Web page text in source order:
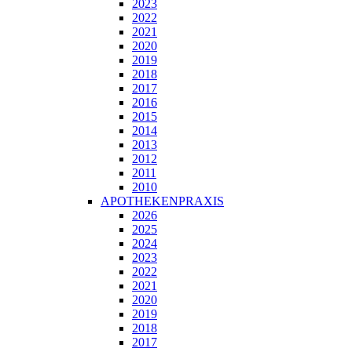
2023
2022
2021
2020
2019
2018
2017
2016
2015
2014
2013
2012
2011
2010
APOTHEKENPRAXIS
2026
2025
2024
2023
2022
2021
2020
2019
2018
2017